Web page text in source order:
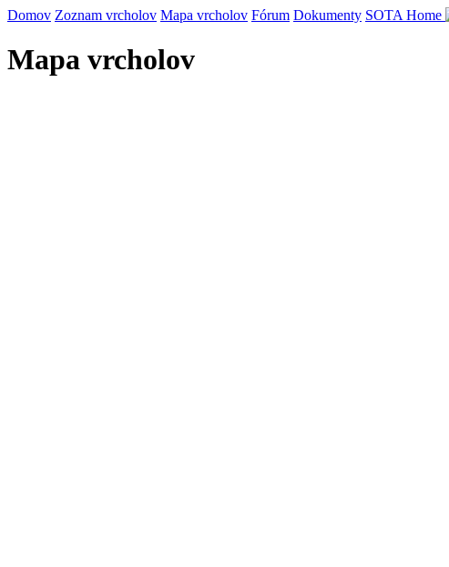
Domov Zoznam vrcholov Mapa vrcholov Fórum Dokumenty SOTA Home
Mapa vrcholov